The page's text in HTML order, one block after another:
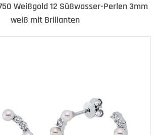
Weißgold 12 Süßwasser-Perlen 3mm
weiß mit Brillanten